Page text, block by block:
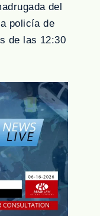
del
policía de
de las 12:30